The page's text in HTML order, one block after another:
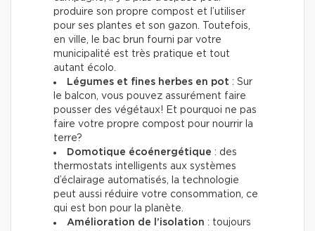
produire son propre compost et l’utiliser
pour ses plantes et son gazon. Toutefois,
en ville, le bac brun fourni par votre
municipalité est très pratique et tout
autant écolo.
Légumes et fines herbes en pot : Sur
le balcon, vous pouvez assurément faire
pousser des végétaux! Et pourquoi ne pas
faire votre propre compost pour nourrir la
terre?
Domotique écoénergétique : des
thermostats intelligents aux systèmes
d’éclairage automatisés, la technologie
peut aussi réduire votre consommation, ce
qui est bon pour la planète.
Amélioration de l’isolation : toujours